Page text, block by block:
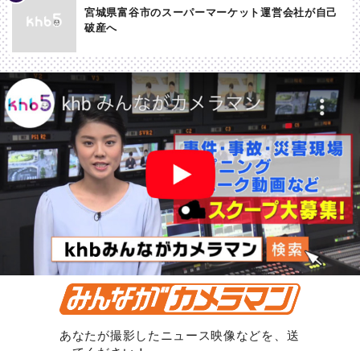
宮城県富谷市のスーパーマーケット運営会社が自己
破産へ
あなたが撮影したニュース映像などを、送